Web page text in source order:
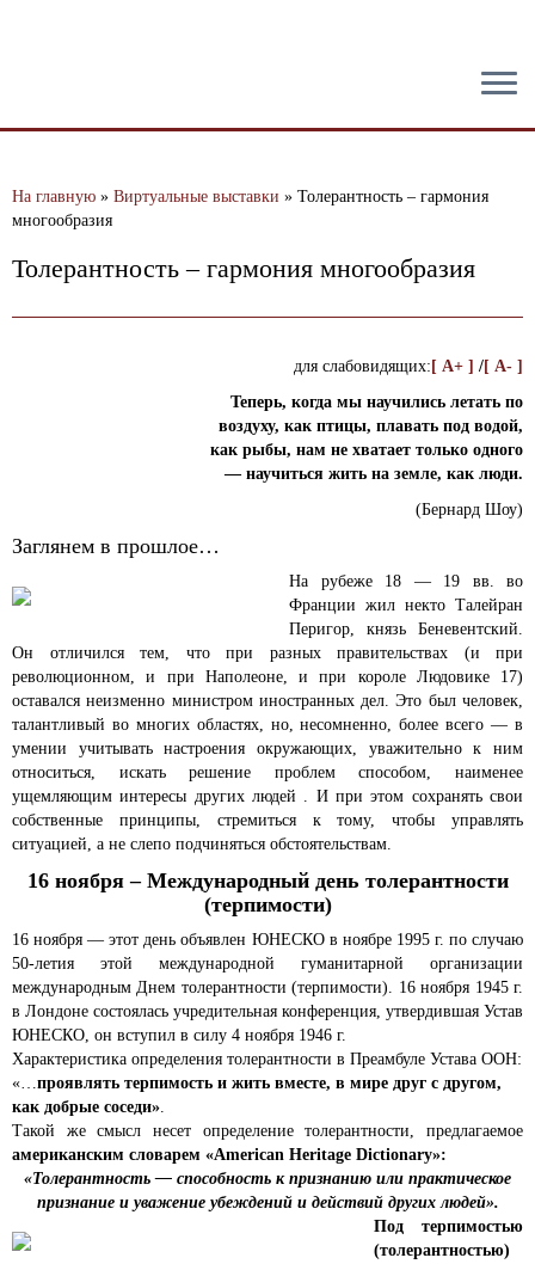
На главную » Виртуальные выставки » Толерантность – гармония
многообразия
Толерантность – гармония многообразия
для слабовидящих: [ A+ ] /[ A- ]
Теперь, когда мы научились летать по
воздуху, как птицы, плавать под водой,
как рыбы, нам не хватает только одного
— научиться жить на земле, как люди.
(Бернард Шоу)
Заглянем в прошлое…
На рубеже 18 — 19 вв. во
Франции жил некто Талейран
Перигор, князь Беневентский.
Он отличился тем, что при разных правительствах (и при
революционном, и при Наполеоне, и при короле Людовике 17)
оставался неизменно министром иностранных дел. Это был человек,
талантливый во многих областях, но, несомненно, более всего — в
умении учитывать настроения окружающих, уважительно к ним
относиться, искать решение проблем способом, наименее
ущемляющим интересы других людей . И при этом сохранять свои
собственные принципы, стремиться к тому, чтобы управлять
ситуацией, а не слепо подчиняться обстоятельствам.
16 ноября – Международный день толерантности
(терпимости)
16 ноября — этот день объявлен ЮНЕСКО в ноябре 1995 г. по случаю
50-летия этой международной гуманитарной организации
международным Днем толерантности (терпимости). 16 ноября 1945 г.
в Лондоне состоялась учредительная конференция, утвердившая Устав
ЮНЕСКО, он вступил в силу 4 ноября 1946 г.
Характеристика определения толерантности в Преамбуле Устава ООН:
«…проявлять терпимость и жить вместе, в мире друг с другом,
как добрые соседи».
Такой же смысл несет определение толерантности, предлагаемое
американским словарем «American Heritage Dictionary»:
«Толерантность — способность к признанию или практическое
признание и уважение убеждений и действий других людей».
Под терпимостью
(толерантностью)